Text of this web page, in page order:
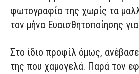
φωτογραφία της χωρίς τα
τον μήνα Ευαισθητοποίησης
Στο ίδιο προφίλ όμως,
της που χαμογελά. Παρά τον